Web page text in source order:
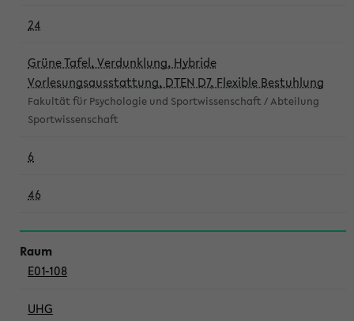
24
Grüne Tafel, Verdunklung, Hybride
Vorlesungsausstattung, DTEN D7, Flexible Bestuhlung
Fakultät für Psychologie und Sportwissenschaft / Abteilung
Sportwissenschaft
6
46
E01-108
UHG